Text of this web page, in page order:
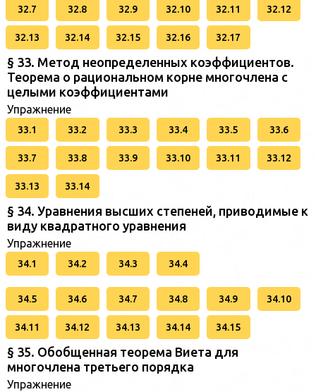
32.7 32.8 32.9 32.10 32.11 32.12
32.13 32.14 32.15 32.16 32.17
§ 33. Метод неопределенных коэффициентов.
Теорема о рациональном корне многочлена с
целыми коэффициентами
Упражнение
33.1 33.2 33.3 33.4 33.5 33.6
33.7 33.8 33.9 33.10 33.11 33.12
33.13 33.14
§ 34. Уравнения высших степеней, приводимые к
виду квадратного уравнения
Упражнение
34.1 34.2 34.3 34.4
34.5 34.6 34.7 34.8 34.9 34.10
34.11 34.12 34.13 34.14 34.15
§ 35. Обобщенная теорема Виета для
многочлена третьего порядка
Упражнение